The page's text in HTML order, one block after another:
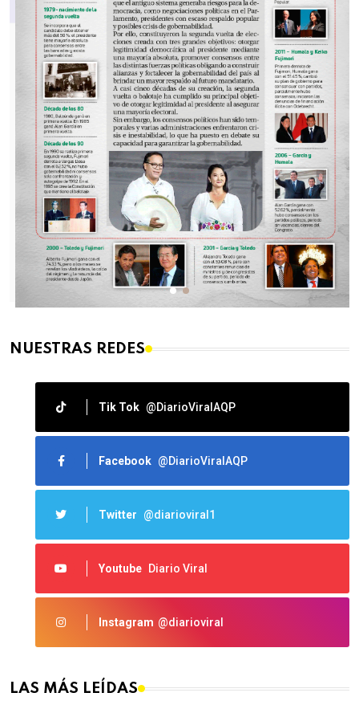
NUESTRAS REDES
Tik Tok @DiarioViralAQP
Facebook @DiarioViralAQP
Twitter @diarioviral1
Youtube Diario Viral
Instagram @diarioviral
LAS MÁS LEÍDAS